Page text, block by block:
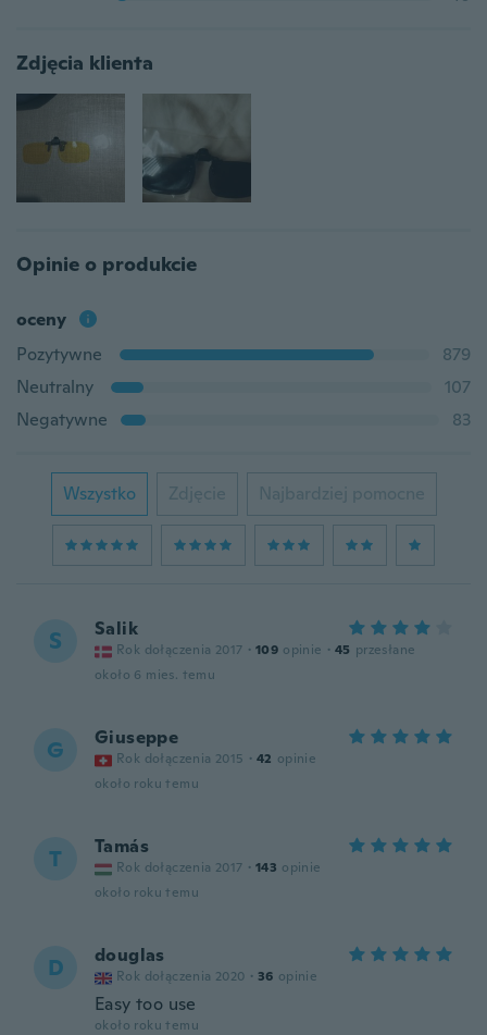
Zdjęcia klienta
Opinie o produkcie
oceny
Pozytywne
879
Neutralny
107
Negatywne
83
Wszystko Zdjęcie Najbardziej pomocne
S Salik
Rok dołączenia 2017 · 109 opinie · 45 przesłane
około 6 mies. temu
G Giuseppe
Rok dołączenia 2015 · 42 opinie
około roku temu
T Tamás
Rok dołączenia 2017 · 143 opinie
około roku temu
D douglas
Rok dołączenia 2020 · 36 opinie
Easy too use
około roku temu